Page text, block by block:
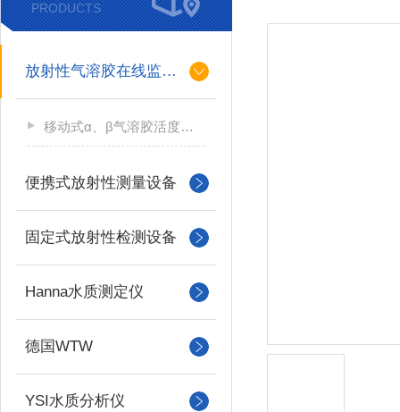
PRODUCTS
放射性气溶胶在线监测仪
移动式α、β气溶胶活度测量仪
便携式放射性测量设备
固定式放射性检测设备
Hanna水质测定仪
德国WTW
YSI水质分析仪